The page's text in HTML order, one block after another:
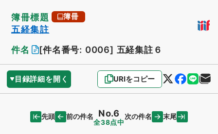
簿冊標題 簿冊
五経集註
件名
[件名番号: 0006] 五経集註６
目録詳細を開く URIをコピー
先頭 前の件名 No.6
全38点中
次の件名 末尾